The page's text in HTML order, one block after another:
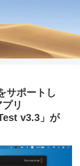
サポートし
リ
v3.3」が